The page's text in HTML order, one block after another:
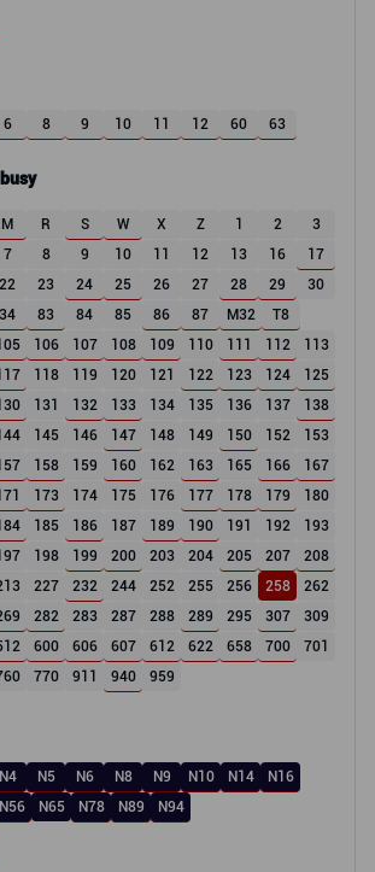
6 8 9 10 11 12 60 63
M R S W X Z 1 2
3
7 8 9 10 11 12 13 16
17
22 23 24 25 26 27 28 29
30
34 83 84 85 86 87 M32
T8
106 107 108 109 110 111 112
113
118 119 120 121 122 123 124
125
131 132 133 134 135 136 137
138
145 146 147 148 149 150 152
153
158 159 160 162 163 165 166
167
173 174 175 176 177 178 179
180
185 186 187 189 190 191 192
193
198 199 200 203 204 205 207
208
227 232 244 252 255 256 258
262
282 283 287 288 289 295 307
309
600 606 607 612 622 658 700
701
770 911 940 959
N4 N5 N6 N8 N9 N10 N14
N16
N56 N65 N78 N89 N94